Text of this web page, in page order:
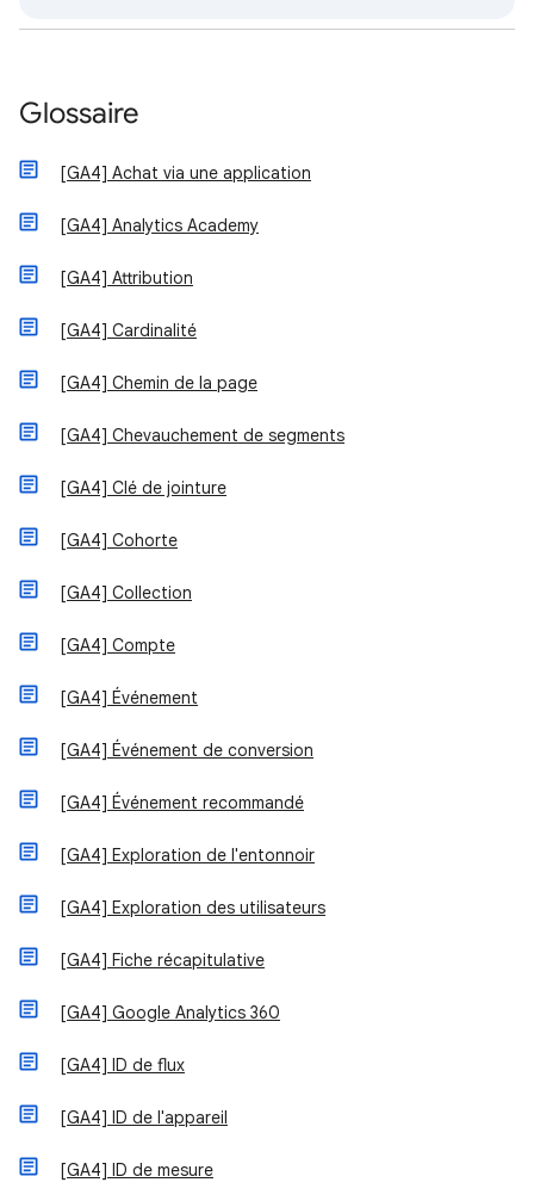
Glossaire
[GA4] Achat via une application
[GA4] Analytics Academy
[GA4] Attribution
[GA4] Cardinalité
[GA4] Chemin de la page
[GA4] Chevauchement de segments
[GA4] Clé de jointure
[GA4] Cohorte
[GA4] Collection
[GA4] Compte
[GA4] Événement
[GA4] Événement de conversion
[GA4] Événement recommandé
[GA4] Exploration de l'entonnoir
[GA4] Exploration des utilisateurs
[GA4] Fiche récapitulative
[GA4] Google Analytics 360
[GA4] ID de flux
[GA4] ID de l'appareil
[GA4] ID de mesure